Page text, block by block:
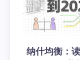
纳什均衡：